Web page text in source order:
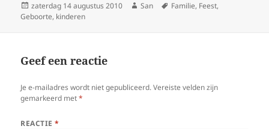
Geplaatst
op
zaterdag 14 augustus 2010 Auteur
San Tags
Familie, Feest,
Geboorte, kinderen
Geef een reactie
Je e-mailadres wordt niet gepubliceerd. Vereiste velden zijn
gemarkeerd met*
REACTIE*